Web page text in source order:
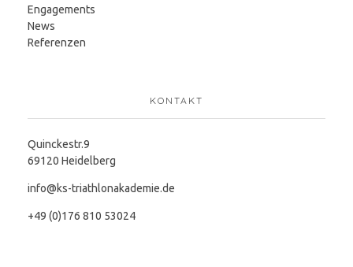
Engagements
News
Referenzen
KONTAKT
Quinckestr.9
69120 Heidelberg
info@ks-triathlonakademie.de
+49 (0)176 810 53024